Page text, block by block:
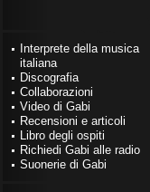
Interprete della musica
italiana
Discografia
Collaborazioni
Video di Gabi
Recensioni e articoli
Libro degli ospiti
Richiedi Gabi alle radio
Suonerie di Gabi